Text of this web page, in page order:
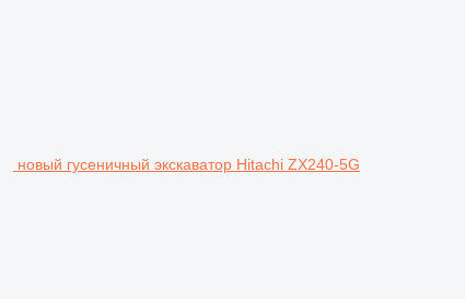
новый гусеничный экскаватор Hitachi ZX240-5G